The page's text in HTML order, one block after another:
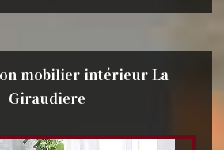
mobilier intérieur La
Giraudiere